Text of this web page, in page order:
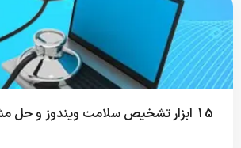
15 ابزار تشخیص سلامت ویندوز و حل مشکلات سیستم